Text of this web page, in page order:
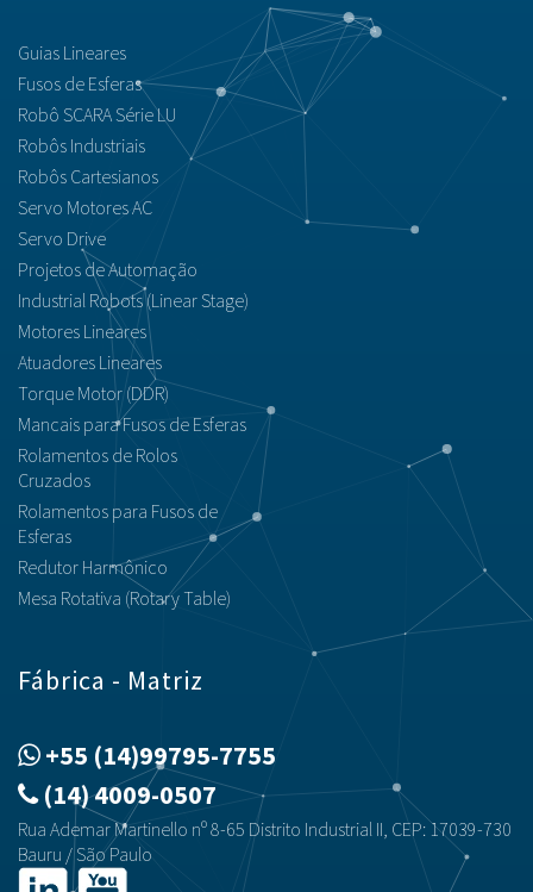
Guias Lineares
Fusos de Esferas
Robô SCARA Série LU
Robôs Industriais
Robôs Cartesianos
Servo Motores AC
Servo Drive
Projetos de Automação
Industrial Robots (Linear Stage)
Motores Lineares
Atuadores Lineares
Torque Motor (DDR)
Mancais para Fusos de Esferas
Rolamentos de Rolos
Cruzados
Rolamentos para Fusos de
Esferas
Redutor Harmônico
Mesa Rotativa (Rotary Table)
Fábrica - Matriz
+55 (14)99795-7755
(14) 4009-0507
Rua Ademar Martinello nº 8-65 Distrito Industrial II, CEP: 17039-730
Bauru / São Paulo